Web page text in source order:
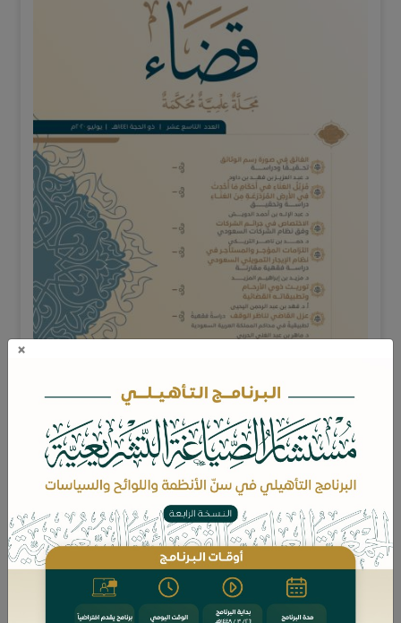
ويضم هذا العدد التاسع عشر من مجلة قضاء
الأبحاث التالية:
- ‏‏‏‏‏‏‏‏‏‏‏‏‏‏‏‏‏‏‏‏‏‏‏‏‏"الفائق في صورة رسم الوثائق" للأهدل
(ت: 1298هـ) تحقيقًا ودراسة
، لـ د. عبدالعزيز
×